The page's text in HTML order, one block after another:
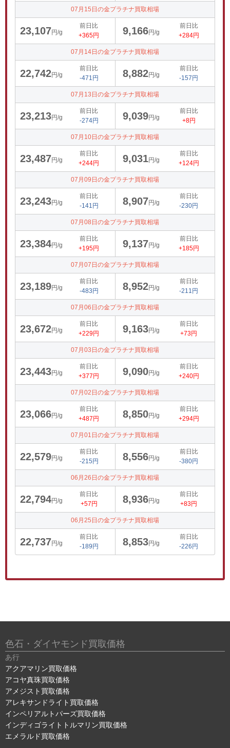
07月15日の金プラチナ買取相場
23,107円/g
前日比
+365円
9,166円/g
前日比
+284円
07月14日の金プラチナ買取相場
22,742円/g
前日比
-471円
8,882円/g
前日比
-157円
07月13日の金プラチナ買取相場
23,213円/g
前日比
-274円
9,039円/g
前日比
+8円
07月10日の金プラチナ買取相場
23,487円/g
前日比
+244円
9,031円/g
前日比
+124円
07月09日の金プラチナ買取相場
23,243円/g
前日比
-141円
8,907円/g
前日比
-230円
07月08日の金プラチナ買取相場
23,384円/g
前日比
+195円
9,137円/g
前日比
+185円
07月07日の金プラチナ買取相場
23,189円/g
前日比
-483円
8,952円/g
前日比
-211円
07月06日の金プラチナ買取相場
23,672円/g
前日比
+229円
9,163円/g
前日比
+73円
07月03日の金プラチナ買取相場
23,443円/g
前日比
+377円
9,090円/g
前日比
+240円
07月02日の金プラチナ買取相場
23,066円/g
前日比
+487円
8,850円/g
前日比
+294円
07月01日の金プラチナ買取相場
22,579円/g
前日比
-215円
8,556円/g
前日比
-380円
06月26日の金プラチナ買取相場
22,794円/g
前日比
+57円
8,936円/g
前日比
+83円
06月25日の金プラチナ買取相場
22,737円/g
前日比
-189円
8,853円/g
前日比
-226円
色石・ダイヤモンド買取価格
あ行
アクアマリン買取価格
アコヤ真珠買取価格
アメジスト買取価格
アレキサンドライト買取価格
インペリアルトパーズ買取価格
インディゴライトトルマリン買取価格
エメラルド買取価格